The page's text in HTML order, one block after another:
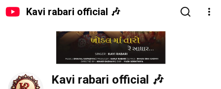
Kavi rabari official 🎶